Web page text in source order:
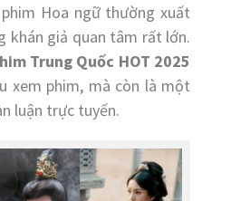
Hoa ngữ thường xuất
khán giả quan tâm rất lớn.
Trung Quốc HOT 2025
xem phim, mà còn là một
luận trực tuyến.